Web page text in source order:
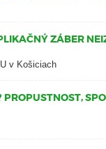
ZÁBER
v Košiciach